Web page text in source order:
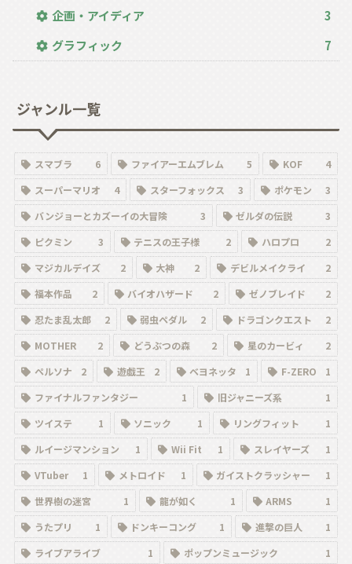
企画・アイディア
3
グラフィック
7
ジャンル一覧
スマブラ 6 ファイアーエムブレム 5 KOF
4
スーパーマリオ
4 スターフォックス 3 ポケモン
3
バンジョーとカズーイの大冒険
3 ゼルダの伝説
3
ピクミン
3 テニスの王子様 2 ハロプロ
2
マジカルデイズ
2 大神 2 デビルメイクライ
2
福本作品
2 バイオハザード 2 ゼノブレイド
2
忍たま乱太郎
2 弱虫ペダル 2 ドラゴンクエスト
2
MOTHER
2 どうぶつの森 2 星のカービィ
2
ペルソナ
2 遊戯王 2 ベヨネッタ 1 F-ZERO
1
ファイナルファンタジー
1 旧ジャニーズ系
1
ツイステ
1 ソニック 1 リングフィット
1
ルイージマンション
1 Wii Fit 1 スレイヤーズ
1
VTuber
1 メトロイド 1 ガイストクラッシャー
1
世界樹の迷宮
1 龍が如く 1 ARMS
1
うたプリ
1 ドンキーコング 1 進撃の巨人
1
ライブアライブ
1 ポップンミュージック
1